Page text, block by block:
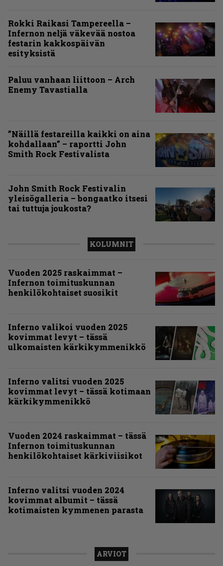
Rokki Raikasi Tampereella –
Infernon neljä väkevää nostoa
festarin kakkospäivän
esityksistä
Paluu vanhaan liittoon – Arch
Enemy Tavastialla
”Näillä festareilla kaikki on aina
kohdallaan” – raportti John
Smith Rock Festivalista
John Smith Rock Festivalin
yleisögalleria – bongaatko itsesi
tai tuttuja joukosta?
KOLUMNIT
Vuoden 2025 raskaimmat –
Infernon toimituskunnan
henkilökohtaiset suosikit
Inferno valikoi vuoden 2025
kovimmat levyt – tässä
ulkomaisten kärkikymmenikkö
Inferno valitsi vuoden 2025
kovimmat levyt – tässä kotimaan
kärkikymmenikkö
Vuoden 2024 raskaimmat – tässä
Infernon toimituskunnan
henkilökohtaiset kärkiviisikot
Inferno valitsi vuoden 2024
kovimmat albumit – tässä
kotimaisten kymmenen parasta
ARVIOT